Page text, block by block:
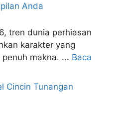
Anda
tren dunia perhiasan
karakter yang
makna. ... Baca
Cincin Tunangan